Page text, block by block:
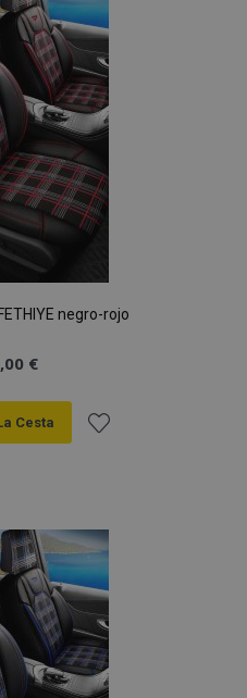
de
Deseos
negro-rojo
€
Cesta
Lista
de
Deseos